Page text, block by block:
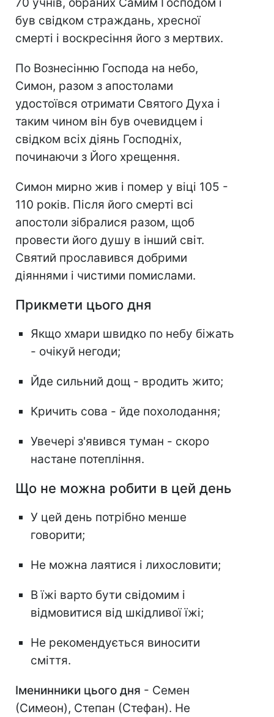
70 учнів, обраних Самим Господом і
був свідком страждань, хресної
смерті і воскресіння його з мертвих.
По Вознесінню Господа на небо,
Симон, разом з апостолами
удостоївся отримати Святого Духа і
таким чином він був очевидцем і
свідком всіх діянь Господніх,
починаючи з Його хрещення.
Симон мирно жив і помер у віці 105 -
110 років. Після його смерті всі
апостоли зібралися разом, щоб
провести його душу в інший світ.
Святий прославився добрими
діяннями і чистими помислами.
Прикмети цього дня
Якщо хмари швидко по небу біжать
- очікуй негоди;
Йде сильний дощ - вродить жито;
Кричить сова - йде похолодання;
Увечері з'явився туман - скоро
настане потепління.
Що не можна робити в цей день
У цей день потрібно менше
говорити;
Не можна лаятися і лихословити;
В їжі варто бути свідомим і
відмовитися від шкідливої їжі;
Не рекомендується виносити
сміття.
Іменинники цього дня - Семен
(Симеон), Степан (Стефан). Не